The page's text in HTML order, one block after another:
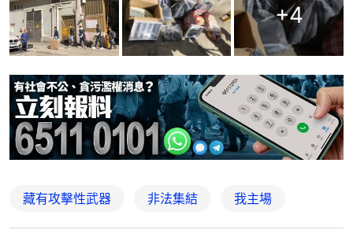
+4
藏有攻擊性武器 非法集結 我主場